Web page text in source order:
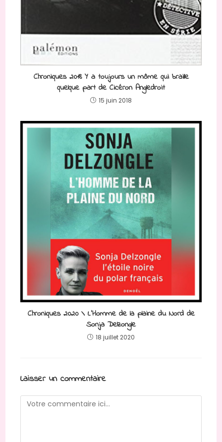
Chroniques 2018 Y a toujours un môme qui braille
quelque part de Cicéron Angledroit
15 juin 2018
Chroniques 2020 \ L’Homme de la plaine du Nord de
Sonja Delzongle
18 juillet 2020
Laisser un commentaire